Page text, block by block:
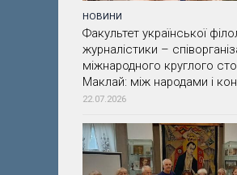
НОВИНИ
Факультет української
журналістики –
міжнародного круглого
Маклай: між народами і
22.07.2026